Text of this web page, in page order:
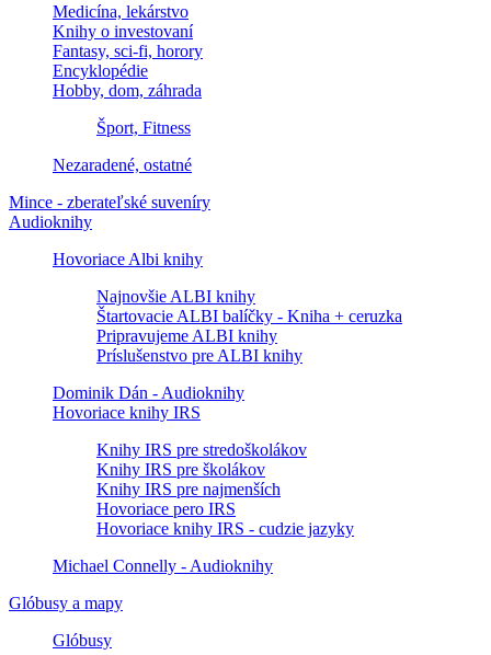
Medicína, lekárstvo
Knihy o investovaní
Fantasy, sci-fi, horory
Encyklopédie
Hobby, dom, záhrada
Šport, Fitness
Nezaradené, ostatné
Mince - zberateľské suveníry
Audioknihy
Hovoriace Albi knihy
Najnovšie ALBI knihy
Štartovacie ALBI balíčky - Kniha + ceruzka
Pripravujeme ALBI knihy
Príslušenstvo pre ALBI knihy
Dominik Dán - Audioknihy
Hovoriace knihy IRS
Knihy IRS pre stredoškolákov
Knihy IRS pre školákov
Knihy IRS pre najmenších
Hovoriace pero IRS
Hovoriace knihy IRS - cudzie jazyky
Michael Connelly - Audioknihy
Glóbusy a mapy
Glóbusy